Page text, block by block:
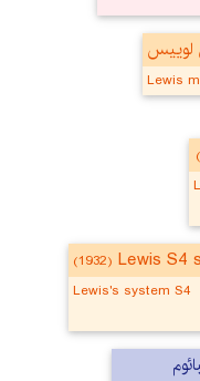
لوییس
Lewis
Lewis S4
(1932)
Lewis's system S4